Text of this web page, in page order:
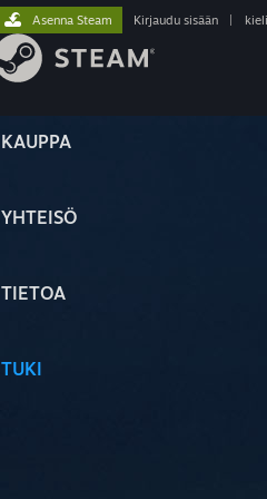
KAUPPA
YHTEISÖ
TIETOA
TUKI
Asenna Steam Kirjaudu sisään kieli